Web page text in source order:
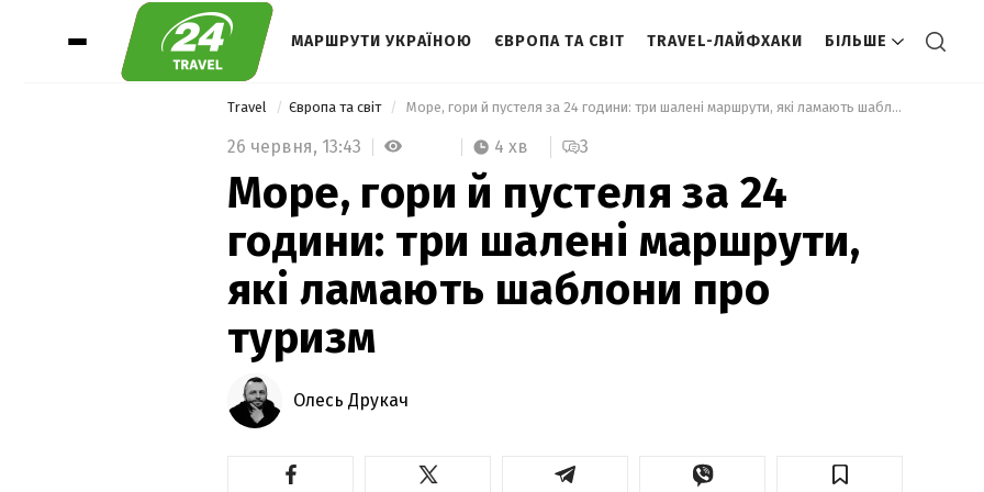
МАРШРУТИ УКРАЇНОЮ ЄВРОПА ТА СВІТ TRAVEL-ЛАЙФХАКИ БІЛЬШЕ
Travel Європа та світ Море, гори й пустеля за 24 години: три шалені маршрути, які ламають шаблони про туризм
26 червня, 13:43 4 хв 3
Море, гори й пустеля за 24
години: три шалені маршрути,
які ламають шаблони про
туризм
Олесь Друкач